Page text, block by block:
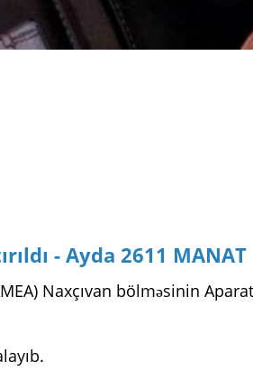
- Ayda 2611 MANAT
Naxçıvan bölməsinin